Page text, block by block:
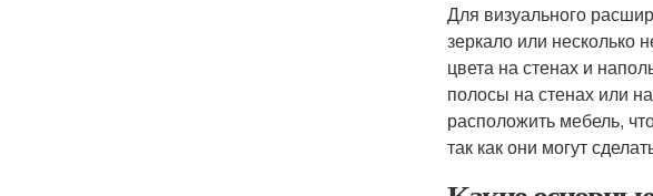
Для визуального
зеркало или несколько
цвета на стенах и
полосы на стенах или
расположить мебель,
так как они могут